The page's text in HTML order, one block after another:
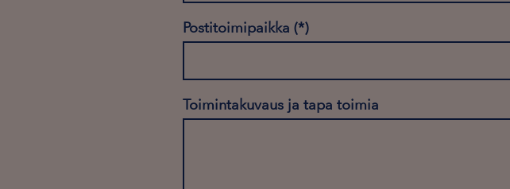
Postitoimipaikka
Toimintakuvaus ja tapa toimia